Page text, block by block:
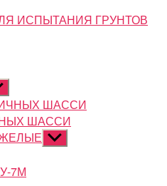
ИСПЫТАНИЯ ГРУНТОВ
ШАССИ
ШАССИ
Показывать
подменю
7М